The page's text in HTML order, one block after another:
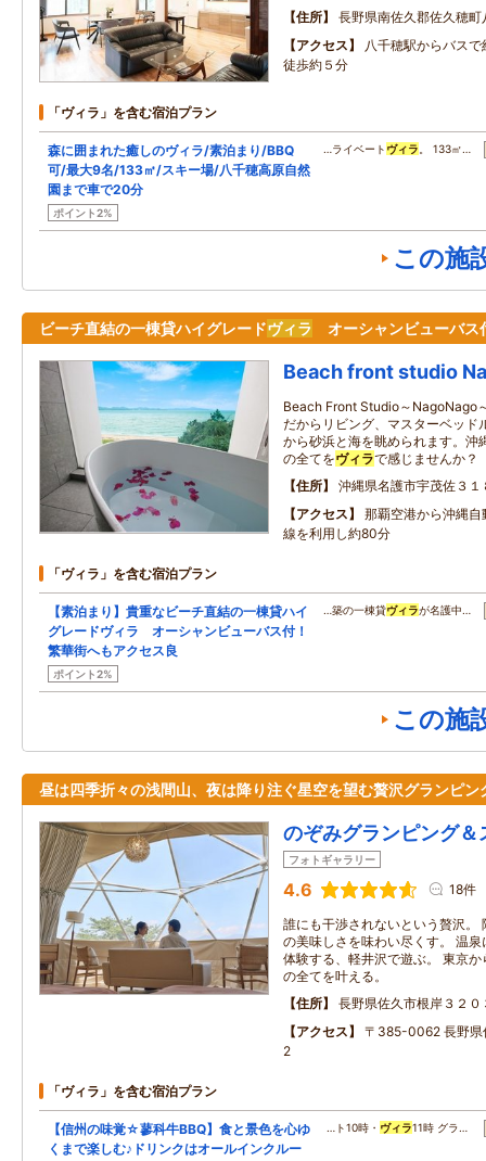
住所
長野県南佐久郡佐久穂
アクセス
八千穂駅からバス
徒歩約５分
「ヴィラ」を含む宿泊プラン
森に囲まれた癒しのヴィラ/素泊まり/BBQ
可/最大9名/133㎡/スキー場/八千穂高原自然
園まで車で20分
ポイント2%
…ライベート ヴィラ 。 133㎡…
この施
ビーチ直結の一棟貸ハイグレードヴィラ オーシャンビューバス
Beach front studio
Beach Front Studio～NagoNago
だからリビング、マスターベッド
から砂浜と海を眺められます。沖
の全てをヴィラで感じませんか？
住所
沖縄県名護市宇茂佐３１
アクセス
那覇空港から沖縄
線を利用し約80分
「ヴィラ」を含む宿泊プラン
【素泊まり】貴重なビーチ直結の一棟貸ハイ
グレードヴィラ オーシャンビューバス付！
繁華街へもアクセス良
ポイント2%
…築の一棟貸ヴィラが名護中…
この施
昼は四季折々の浅間山、夜は降り注ぐ星空を望む贅沢グランピン
のぞみグランピング
フォトギャラリー
4.6 18件
誰にも干渉されないという贅沢。
の美味しさを味わい尽くす。 温
体験する、軽井沢で遊ぶ。 東京
の全てを叶える。
住所
長野県佐久市根岸３２０
アクセス
〒385-0062 長野
2
「ヴィラ」を含む宿泊プラン
【信州の味覚☆蓼科牛BBQ】食と景色を心ゆ
くまで楽しむ♪ドリンクはオールインクルー
…ト10時・ ヴィラ11時 グラ…